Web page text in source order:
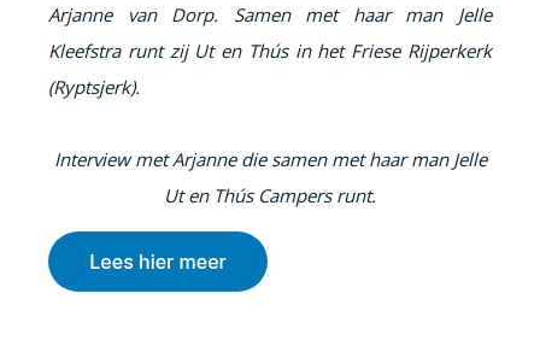
Arjanne van Dorp. Samen met haar man Jelle
Kleefstra runt zij Ut en Thús in het Friese Rijperkerk
(Ryptsjerk).
Interview met Arjanne die samen met haar man Jelle
Ut en Thús Campers runt.